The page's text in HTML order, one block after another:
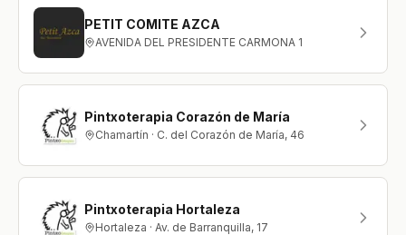
PETIT COMITE AZCA
AVENIDA DEL PRESIDENTE CARMONA 1
Pintxoterapia Corazón de María
Chamartín · C. del Corazón de María, 46
Pintxoterapia Hortaleza
Hortaleza · Av. de Barranquilla, 17